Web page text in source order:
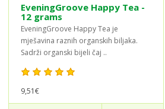
EveningGroove Happy Tea -
12 grams
EveningGroove Happy Tea je
mješavina raznih organskih biljaka.
Sadrži organski bijeli čaj ..
9,51€